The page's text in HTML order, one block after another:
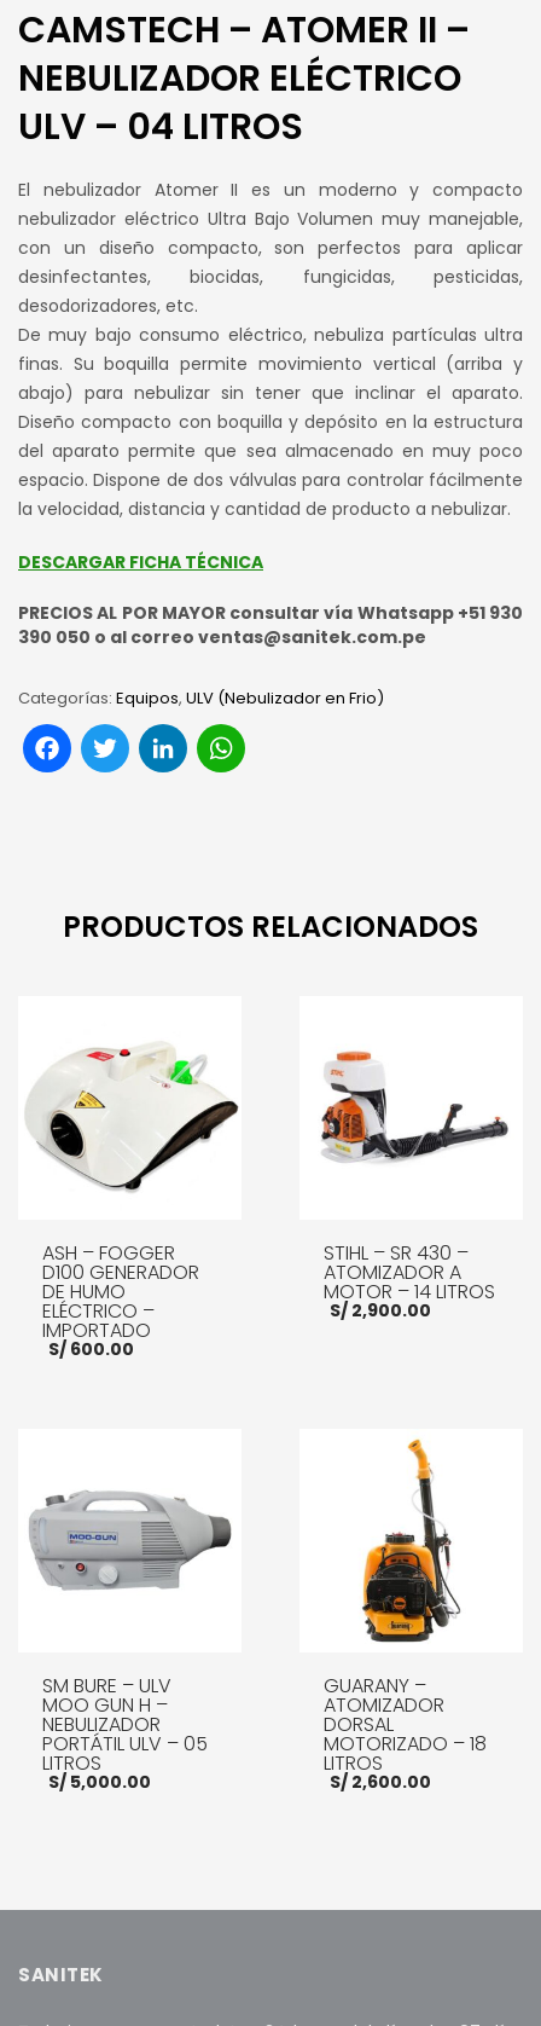
CAMSTECH – ATOMER II –
NEBULIZADOR ELÉCTRICO
ULV – 04 LITROS
El nebulizador Atomer II es un moderno y compacto
nebulizador eléctrico Ultra Bajo Volumen muy manejable,
con un diseño compacto, son perfectos para aplicar
desinfectantes, biocidas, fungicidas, pesticidas,
desodorizadores, etc.
De muy bajo consumo eléctrico, nebuliza partículas ultra
finas. Su boquilla permite movimiento vertical (arriba y
abajo) para nebulizar sin tener que inclinar el aparato.
Diseño compacto con boquilla y depósito en la estructura
del aparato permite que sea almacenado en muy poco
espacio. Dispone de dos válvulas para controlar fácilmente
la velocidad, distancia y cantidad de producto a nebulizar.
DESCARGAR FICHA TÉCNICA
PRECIOS AL POR MAYOR consultar vía Whatsapp +51 930
390 050 o al correo ventas@sanitek.com.pe
Categorías: Equipos, ULV (Nebulizador en Frio)
Facebook
TwitterLinkedIn
PRODUCTOS RELACIONADOS
ASH – FOGGER
D100 GENERADOR
DE HUMO
ELÉCTRICO –
IMPORTADO
S/ 600.00
STIHL – SR 430 –
ATOMIZADOR A
MOTOR – 14 LITROS
S/2,900.00
SM BURE – ULV
MOO GUN H –
NEBULIZADOR
PORTÁTIL ULV – 05
LITROS
S/ 5,000.00
GUARANY –
ATOMIZADOR
DORSAL
MOTORIZADO – 18
LITROS
S/2,600.00
SANITEK